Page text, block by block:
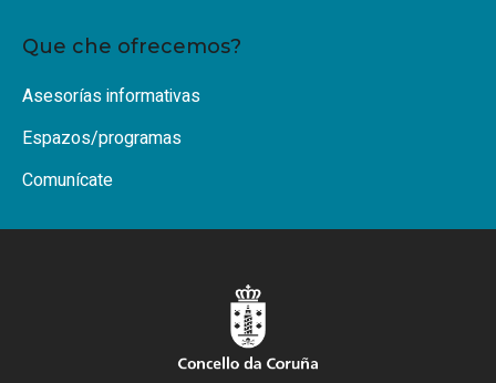
Que che ofrecemos?
Asesorías informativas
Espazos/programas
Comunícate